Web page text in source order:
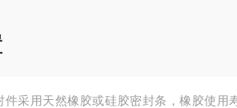
采用天然橡胶或硅胶密封条，橡胶使用